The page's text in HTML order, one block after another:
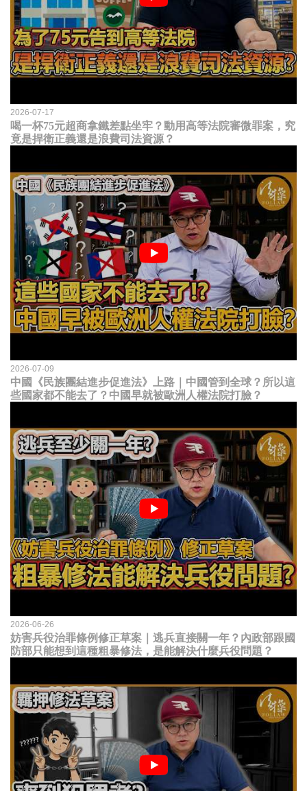
2026-07-17
喝一杯75元超商拿鐵差點坐牢？動用高等法院審微罪案，究
竟是捍衛正義還是浪費司法資源？
2026-07-09
中國《民族團結進步促進法》上路｜中國管到全球？所以這
些國家都不能去了？中國早就被歐洲人權法院打臉？
2026-06-26
妨害兵役治罪條例修正草案｜逃兵直接關一年？內政部跟國
防部只能想到這種粗暴修法，是能解決什麼兵役問題？